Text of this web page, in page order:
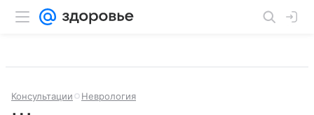
Консультации Неврология